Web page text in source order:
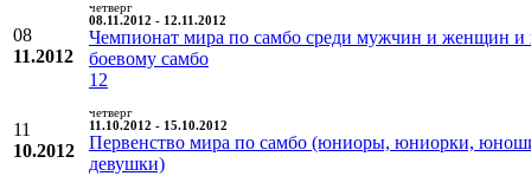
08
11.2012
четверг
08.11.2012 - 12.11.2012
Чемпионат мира по самбо среди мужчин и женщин и
боевому самбо
12
11
10.2012
четверг
11.10.2012 - 15.10.2012
Первенство мира по самбо (юниоры, юниорки,
девушки)